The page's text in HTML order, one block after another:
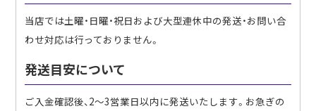
当店では土曜・日曜・祝日および大型連休中の発送・お問い合
わせ対応は行っておりません。
発送目安について
ご入金確認後、2〜3営業日以内に発送いたします。お急ぎの